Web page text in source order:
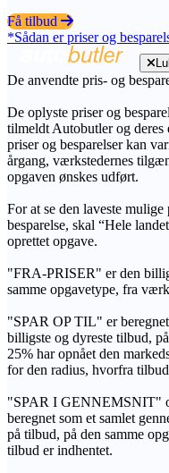
Få tilbud
*Sådan er priser og
De anvendte pris- og
De oplyste priser og
tilmeldt Autobutler og
priser og besparelser kan
årgang, værkstedernes
opgaven ønskes udført.
For at se den laveste
besparelse, skal “Hele
oprettet opgave.
"FRA-PRISER" er den
samme opgavetype, fra
"SPAR OP TIL" er
billigste og dyreste tilbud,
25% har opnået den
for den radius, hvorfra
"SPAR I GENNEMSNIT"
beregnet som et samlet
på tilbud, på den samme
tilbud er indhentet.